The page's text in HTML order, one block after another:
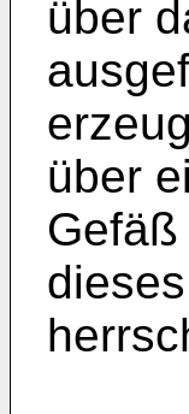
über
über